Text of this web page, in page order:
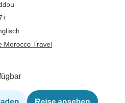
Morocco Travel